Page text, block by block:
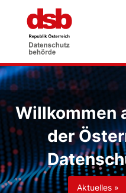
Willkommen
der
Aktuelles »